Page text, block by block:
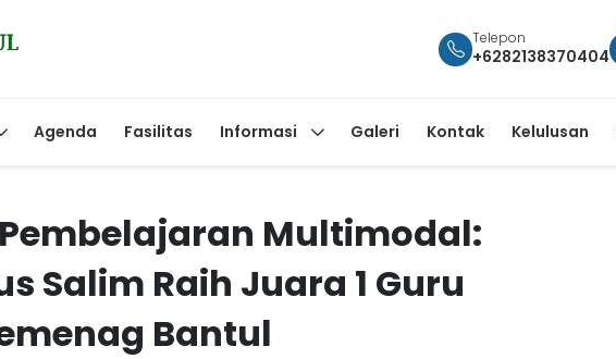
Telepon
+6282138370404
Agenda Fasilitas Informasi Galeri Kontak Kelulusan
Multimodal:
Salim Raih Juara 1 Guru
Bantul